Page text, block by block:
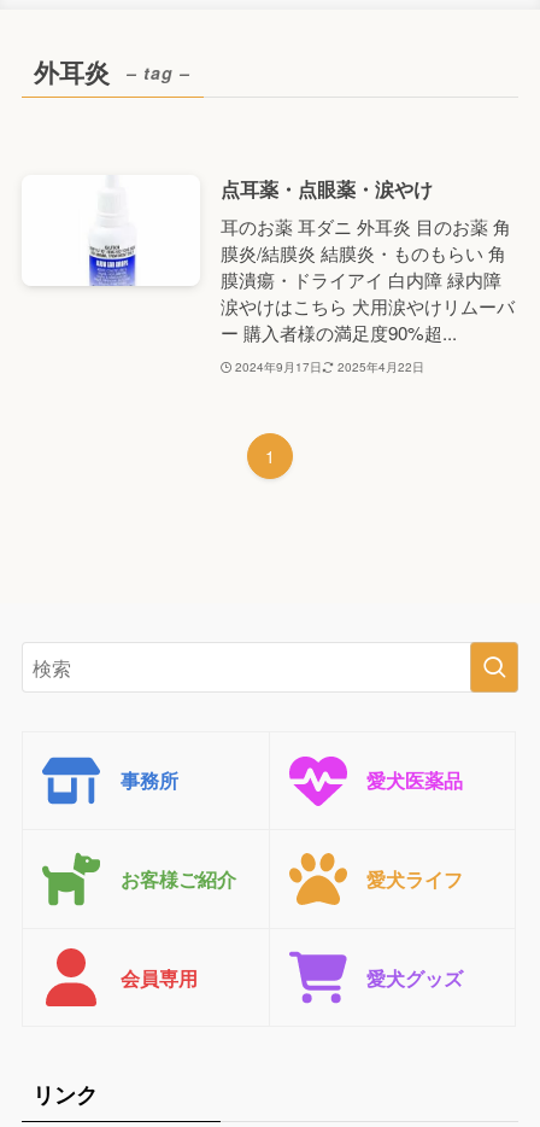
外耳炎 – tag –
点耳薬・点眼薬・涙やけ
耳のお薬 耳ダニ 外耳炎 目のお薬 角
膜炎/結膜炎 結膜炎・ものもらい 角
膜潰瘍・ドライアイ 白内障 緑内障
涙やけはこちら 犬用涙やけリムーバ
ー 購入者様の満足度90%超...
2024年9月17日 2025年4月22日
1
事務所 愛犬医薬品
お客様ご紹介 愛犬ライフ
会員専用 愛犬グッズ
リンク